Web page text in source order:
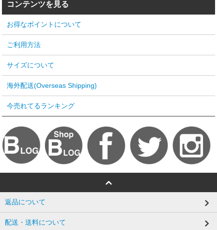
コンテンツを見る
お得なポイントについて
ご利用方法
サイズについて
海外配送(Overseas Shipping)
今売れてるランキング
返品について
配送・送料について